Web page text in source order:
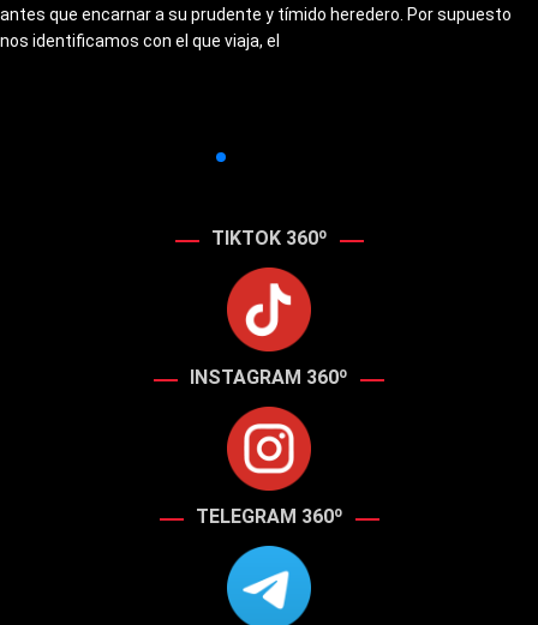
antes que encarnar a su prudente y tímido heredero. Por supuesto
nos identificamos con el que viaja, el
TIKTOK 360º
INSTAGRAM 360º
TELEGRAM 360º